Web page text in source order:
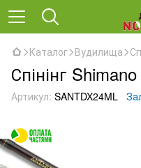
Каталог Вудилища
Спінінг
Артикул: SANTDX24ML